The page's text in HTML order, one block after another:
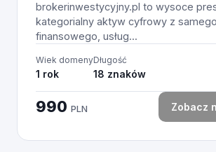
brokerinwestycyjny.pl to wysoce
kategorialny aktyw cyfrowy z
finansowego, usług...
Wiek domeny
1 rok
Długość
18 znaków
990 PLN Zobacz